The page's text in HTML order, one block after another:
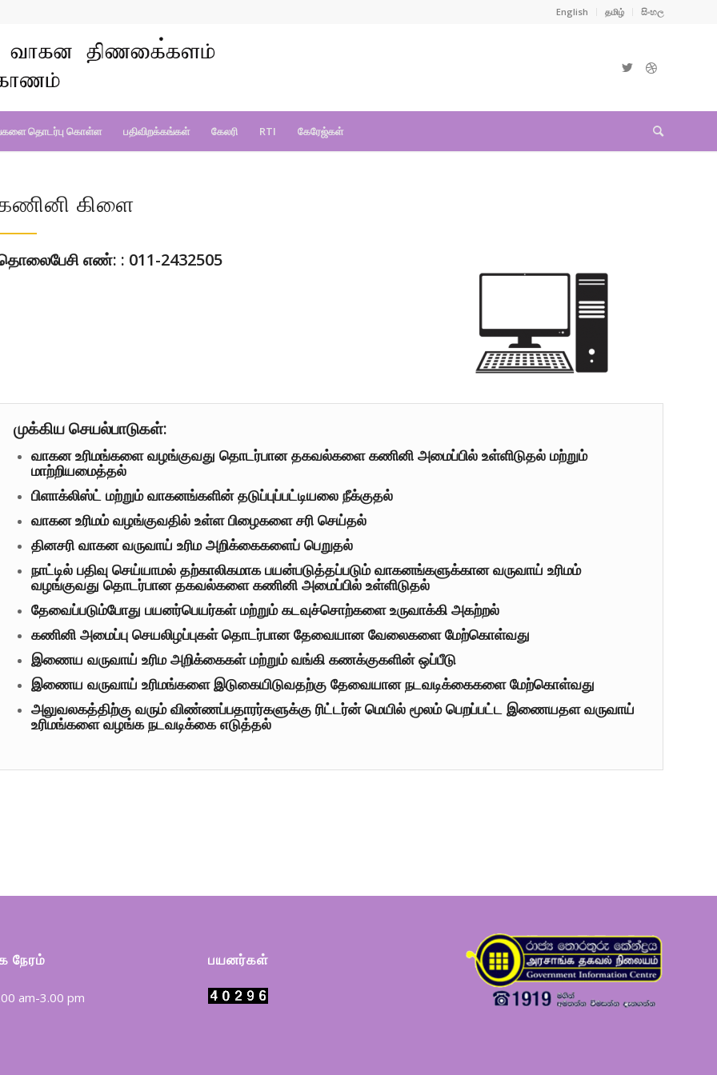
English தமிழ் සිංහල
தொடர்பு கொள்ள பதிவிறக்கங்கள் கேலரி RTI கேரேஜ்கள்
கிளை
எண்: : 011-2432505
முக்கிய செயல்பாடுகள்:
வாகன உரிமங்களை வழங்குவது தொடர்பான தகவல்களை கணினி அமைப்பில் உள்ளிடுதல் மற்றும்
மாற்றியமைத்தல்
பிளாக்லிஸ்ட் மற்றும் வாகனங்களின் தடுப்புப்பட்டியலை நீக்குதல்
வாகன உரிமம் வழங்குவதில் உள்ள பிழைகளை சரி செய்தல்
தினசரி வாகன வருவாய் உரிம அறிக்கைகளைப் பெறுதல்
நாட்டில் பதிவு செய்யாமல் தற்காலிகமாக பயன்படுத்தப்படும் வாகனங்களுக்கான வருவாய் உரிமம்
வழங்குவது தொடர்பான தகவல்களை கணினி அமைப்பில் உள்ளிடுதல்
தேவைப்படும்போது பயனர்பெயர்கள் மற்றும் கடவுச்சொற்களை உருவாக்கி அகற்றல்
கணினி அமைப்பு செயலிழப்புகள் தொடர்பான தேவையான வேலைகளை மேற்கொள்வது
இணைய வருவாய் உரிம அறிக்கைகள் மற்றும் வங்கி கணக்குகளின் ஒப்பீடு
இணைய வருவாய் உரிமங்களை இடுகையிடுவதற்கு தேவையான நடவடிக்கைகளை மேற்கொள்வது
அலுவலகத்திற்கு வரும் விண்ணப்பதாரர்களுக்கு ரிட்டர்ன் மெயில் மூலம் பெறப்பட்ட இணையதள வருவாய்
உரிமங்களை வழங்க நடவடிக்கை எடுத்தல்
நேரம்
am-3.00 pm
பயனர்கள்